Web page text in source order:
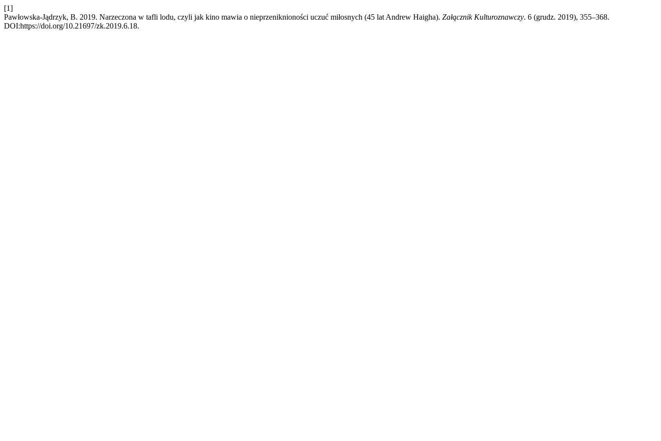
[1]
Pawłowska-Jądrzyk, B. 2019. Narzeczona w tafli lodu, czyli jak kino mawia o nieprzeniknioności uczuć miłosnych (45 lat Andrew Haigha). Załącznik Kulturoznawczy. 6 (grudz. 2019), 355–368.
DOI:https://doi.org/10.21697/zk.2019.6.18.